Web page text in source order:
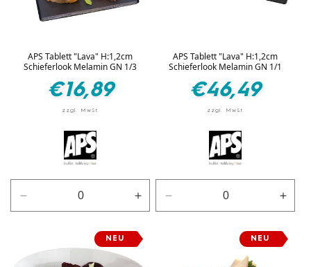
APS Tablett "Lava" H:1,2cm
Schieferlook Melamin GN 1/3
Normaler
Preis
€16,89
Verringere
die
Schwarz
Erhöhe
die
Menge
für
Schwarz
APS Tablett "Lava" H:1,2cm
Schieferlook Melamin GN 1/1
Normaler
Preis
€46,49
Verringere
die
die
für
NEU NEU